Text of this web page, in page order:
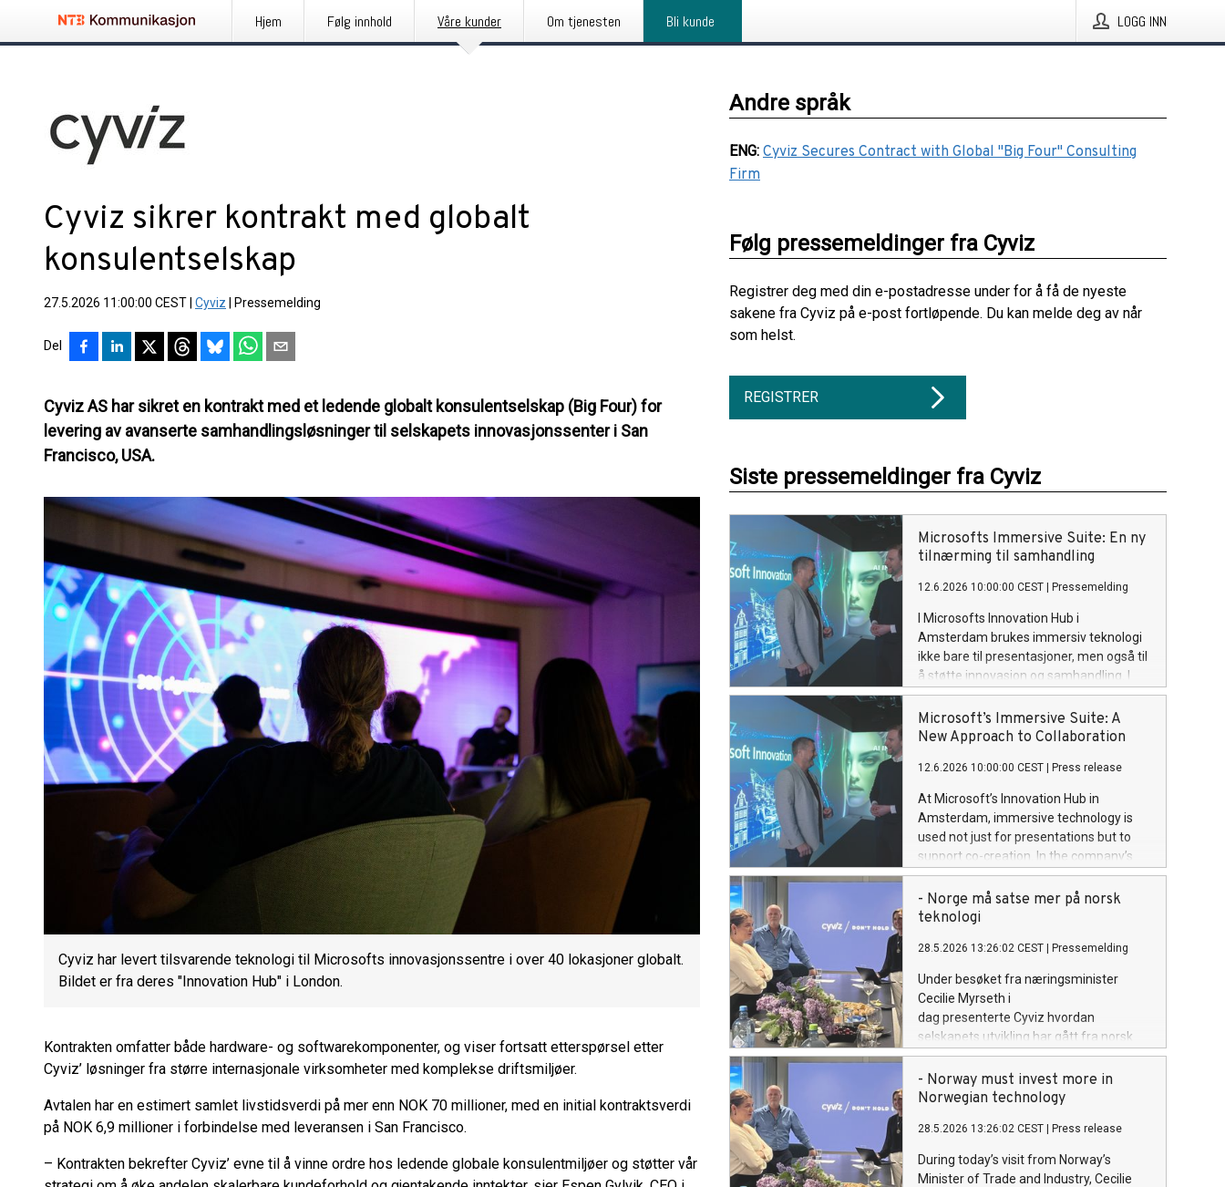
Hjem Følg innhold Våre kunder Om tjenesten Bli kunde LOGG INN
Cyviz sikrer kontrakt med globalt
konsulentselskap
27.5.2026 11:00:00 CEST Cyviz Pressemelding
Del
Cyviz AS har sikret en kontrakt med et ledende globalt konsulentselskap (Big Four) for
levering av avanserte samhandlingsløsninger til selskapets innovasjonssenter i San
Francisco, USA.
Cyviz har levert tilsvarende teknologi til Microsofts innovasjonssentre i over 40 lokasjoner globalt.
Bildet er fra deres "Innovation Hub" i London.
Kontrakten omfatter både hardware- og softwarekomponenter, og viser fortsatt etterspørsel etter
Cyviz’ løsninger fra større internasjonale virksomheter med komplekse driftsmiljøer.
Avtalen har en estimert samlet livstidsverdi på mer enn NOK 70 millioner, med en initial kontraktsverdi
på NOK 6,9 millioner i forbindelse med leveransen i San Francisco.
– Kontrakten bekrefter Cyviz’ evne til å vinne ordre hos ledende globale konsulentmiljøer og støtter vår
Andre språk
ENG: Cyviz Secures Contract with Global "Big Four" Consulting
Firm
Følg pressemeldinger fra Cyviz
Registrer deg med din e-postadresse under for å få de nyeste
sakene fra Cyviz på e-post fortløpende. Du kan melde deg av når
som helst.
REGISTRER
Siste pressemeldinger fra Cyviz
Microsofts Immersive Suite: En ny
tilnærming til samhandling
12.6.2026 10:00:00 CEST Pressemelding
I Microsofts Innovation Hub i
Amsterdam brukes immersiv teknologi
ikke bare til presentasjoner, men også til
å støtte innovasjon og samhandling. I
deres «Immersive Suite» samles kunder,
data- og teknologieksperter i ett felles
miljø for å løse utfordringer mer
Microsoft’s Immersive Suite: A
New Approach to Collaboration
12.6.2026 10:00:00 CEST Press release
At Microsoft’s Innovation Hub in
Amsterdam, immersive technology is
used not just for presentations but to
support co-creation. In the company’s
Immersive Suite, customers, data, and
technology experts come together in a
shared environment to address
- Norge må satse mer på norsk
teknologi
28.5.2026 13:26:02 CEST Pressemelding
Under besøket fra næringsminister
Cecilie Myrseth i
dag presenterte Cyviz hvordan
selskapets utvikling har gått fra norsk
teknologimiljø til en global aktør, og
samtidig to sentrale utfordringer for
videre vekst: behovet for sterkere
det norske forsvarsmarkedet.
- Norway must invest more in
Norwegian technology
28.5.2026 13:26:02 CEST Press release
During today’s visit from Norway’s
Minister of Trade and Industry, Cecilie